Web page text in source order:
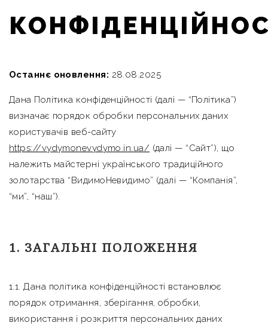
Останнє оновлення: 28.08.2025
Дана Політика конфіденційності (далі — “Політика”)
визначає порядок обробки персональних даних
користувачів веб-сайту
https://vydymonevydymo.in.ua/ (далі — “Сайт”), що
належить майстерні українського традиційного
золотарства “ВидимоНевидимо” (далі — “Компанія”,
“ми”, “наш”).
1. ЗАГАЛЬНІ ПОЛОЖЕННЯ
1.1. Дана політика конфіденційності встановлює
порядок отримання, зберігання, обробки,
використання і розкриття персональних даних